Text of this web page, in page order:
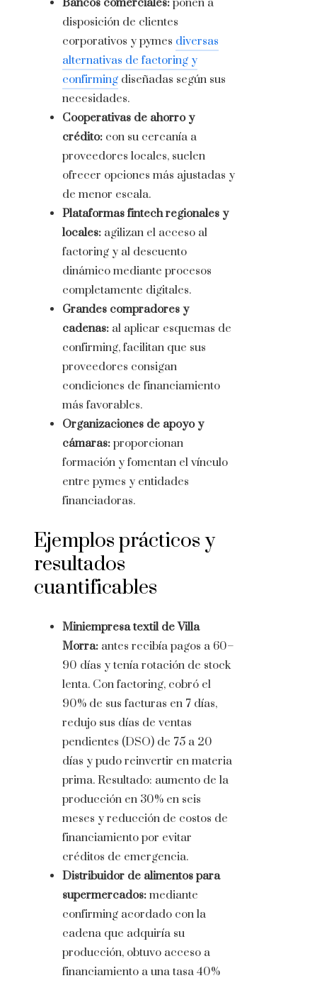
Bancos comerciales: ponen a
disposición de clientes
corporativos y pymes diversas
alternativas de factoring y
confirming diseñadas según sus
necesidades.
Cooperativas de ahorro y
crédito: con su cercanía a
proveedores locales, suelen
ofrecer opciones más ajustadas y
de menor escala.
Plataformas fintech regionales y
locales: agilizan el acceso al
factoring y al descuento
dinámico mediante procesos
completamente digitales.
Grandes compradores y
cadenas: al aplicar esquemas de
confirming, facilitan que sus
proveedores consigan
condiciones de financiamiento
más favorables.
Organizaciones de apoyo y
cámaras: proporcionan
formación y fomentan el vínculo
entre pymes y entidades
financiadoras.
Ejemplos prácticos y
resultados
cuantificables
Miniempresa textil de Villa
Morra: antes recibía pagos a 60–
90 días y tenía rotación de stock
lenta. Con factoring, cobró el
90% de sus facturas en 7 días,
redujo sus días de ventas
pendientes (DSO) de 75 a 20
días y pudo reinvertir en materia
prima. Resultado: aumento de la
producción en 30% en seis
meses y reducción de costos de
financiamiento por evitar
créditos de emergencia.
Distribuidor de alimentos para
supermercados: mediante
confirming acordado con la
cadena que adquiría su
producción, obtuvo acceso a
financiamiento a una tasa 40%